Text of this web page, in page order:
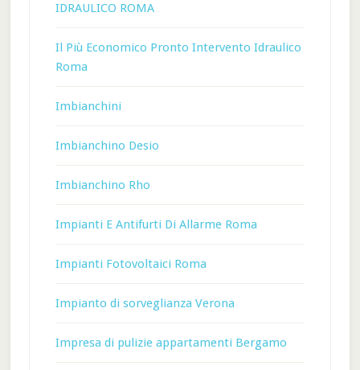
IDRAULICO ROMA
Il Più Economico Pronto Intervento Idraulico
Roma
Imbianchini
Imbianchino Desio
Imbianchino Rho
Impianti E Antifurti Di Allarme Roma
Impianti Fotovoltaici Roma
Impianto di sorveglianza Verona
Impresa di pulizie appartamenti Bergamo